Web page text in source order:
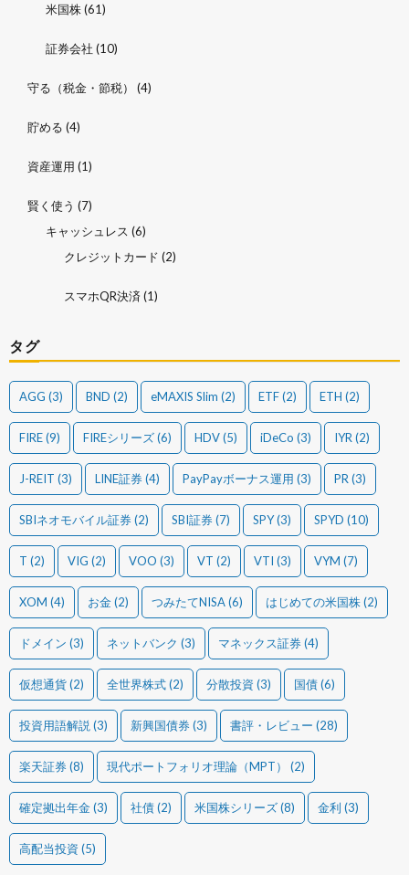
米国株(61)
証券会社 (10)
守る（税金・節税） (4)
貯める (4)
資産運用 (1)
賢く使う (7)
キャッシュレス (6)
クレジットカード (2)
スマホQR決済 (1)
タグ
AGG (3) BND (2) eMAXIS Slim (2) ETF(2) ETH (2)
FIRE(9) FIREシリーズ(6) HDV(5) iDeCo (3) IYR (2)
J-REIT (3) LINE証券(4) PayPayボーナス運用 (3) PR (3)
SBIネオモバイル証券(2) SBI証券(7) SPY(3) SPYD (10)
T (2) VIG (2) VOO (3) VT (2) VTI (3) VYM (7)
XOM (4) お金(2) つみたてNISA(6) はじめての米国株(2)
ドメイン (3) ネットバンク (3) マネックス証券(4)
仮想通貨(2) 全世界株式(2) 分散投資 (3) 国債(6)
投資用語解説 (3) 新興国債券(3) 書評・レビュー (28)
楽天証券(8) 現代ポートフォリオ理論（MPT） (2)
確定拠出年金(3) 社債(2) 米国株シリーズ(8) 金利 (3)
高配当投資 (5)